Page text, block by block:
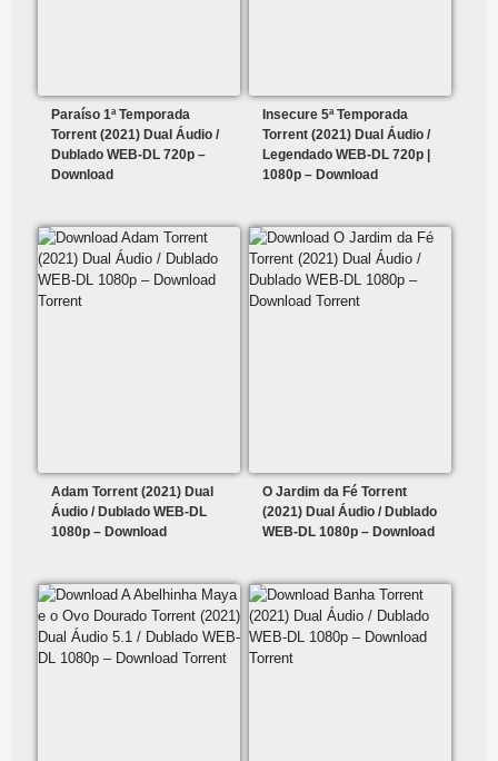
Paraíso 1ª Temporada
Torrent (2021) Dual Áudio /
Dublado WEB-DL 720p –
Download
Insecure 5ª Temporada
Torrent (2021) Dual Áudio /
Legendado WEB-DL 720p |
1080p – Download
Adam Torrent (2021) Dual
Áudio / Dublado WEB-DL
1080p – Download
O Jardim da Fé Torrent
(2021) Dual Áudio / Dublado
WEB-DL 1080p – Download